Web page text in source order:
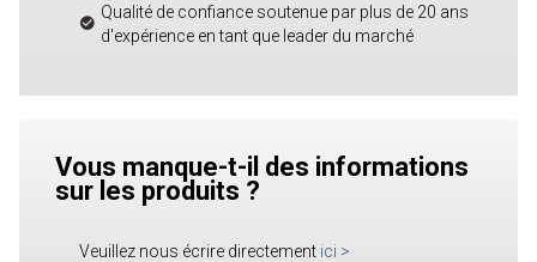
Qualité de confiance soutenue par plus de 20 ans
d'expérience en tant que leader du marché
Vous manque-t-il des informations
sur les produits ?
Veuillez nous écrire directement ici >